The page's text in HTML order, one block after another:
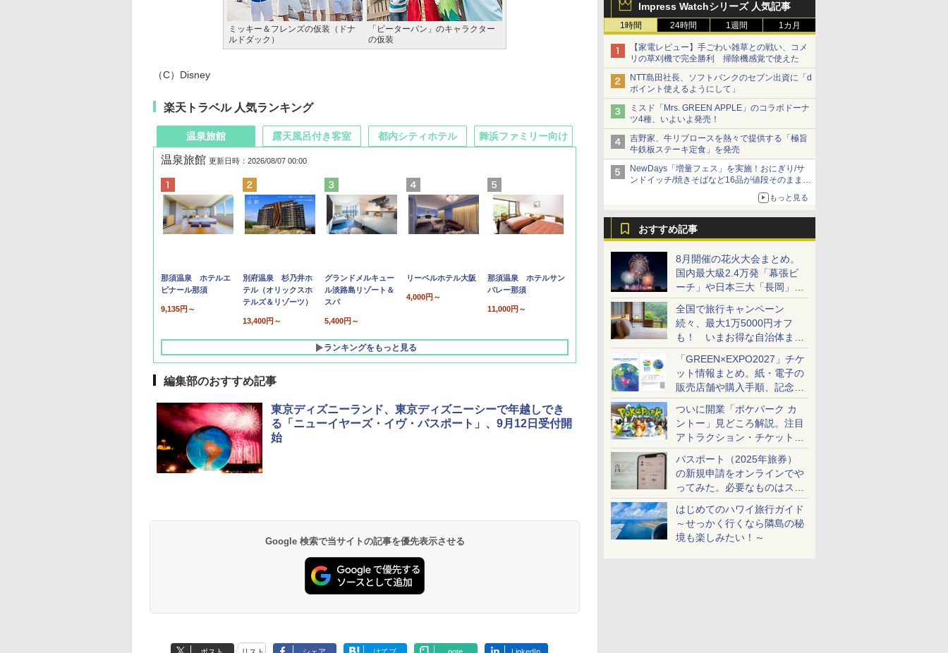
Impress Watchシリーズ 人気記事
1時間 24時間 1週間 1カ月
【家電レビュー】手ごわい雑草との戦い、コメ
リの草刈機で完全勝利 掃除機感覚で使えた
NTT島田社長、ソフトバンクのセブン出資に「d
ポイント使えるようにして」
ミスド「Mrs. GREEN APPLE」のコラボドーナ
ツ4種、いよいよ発売！
吉野家、牛リブロースを熱々で提供する「極旨
牛鉄板ステーキ定食」を発売
NewDays「増量フェス」を実施！おにぎり/サ
ンドイッチ/焼きそばなど16品が値段そのままで
もっと見る
おすすめ記事
8月開催の花火大会まとめ。
国内最大級2.4万発「幕張ビ
ーチ」や日本三大「長岡」な
ど大型イベント目白押し！
全国で旅行キャンペーン
続々、最大1万5000円オフ
も！ いまお得な自治体まと
め
「GREEN×EXPO2027」チケ
ット情報まとめ。紙・電子の
販売店舗や購入手順、記念チ
ケットも解説
ついに開業「ポケパーク カ
ントー」見どころ解説。注目
アトラクション・チケット手
配・来場前に必要な準備は？
パスポート（2025年旅券）
の新規申請をオンラインでや
ってみた。必要なものはスマ
ホとマイナカードのみ
はじめてのハワイ旅行ガイド
～せっかく行くなら隣島の秘
境も楽しみたい！～
ミッキー＆フレンズの仮装（ドナ
ルドダック）
「ピーターパン」のキャラクター
の仮装
（C）Disney
楽天トラベル 人気ランキング
温泉旅館
温泉旅館 更新日時：2026/08/07 00:00
那須温泉 ホテルエ
ピナール那須
9,135円～
別府温泉 杉乃井ホ
テル（オリックスホ
テルズ＆リゾーツ）
13,400円～
グランドメルキュー
ル淡路島リゾート＆
スパ
5,400円～
リーベルホテル大阪
4,000円～
那須温泉 ホテルサン
バレー那須
11,000円～
ランキングをもっと見る
露天風呂付き客室
10,450円～
19,541円～
都内シティホテル 舞浜ファミリー向け
7,950円～
5,758円～
編集部のおすすめ記事
東京ディズニーランド、東京ディズニーシーで年越しでき
る「ニューイヤーズ・イヴ・パスポート」、9月12日受付開
始
Google 検索で当サイトの記事を優先表示させる